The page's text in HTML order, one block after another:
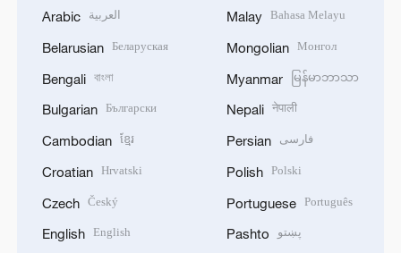
Arabic العربية
Belarusian Беларуская
Bengali বাংলা
Bulgarian Български
Cambodian ខ្មែរ
Croatian Hrvatski
Czech Český
English English
Malay Bahasa Melayu
Mongolian Монгол
Myanmar မြန်မာဘာသာ
Nepali नेपाली
Persian فارسی
Polish Polski
Portuguese Português
Pashto پښتو